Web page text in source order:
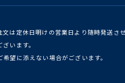
は定休日明けの営業日より随時発送さ
います。
望に添えない場合がございます。